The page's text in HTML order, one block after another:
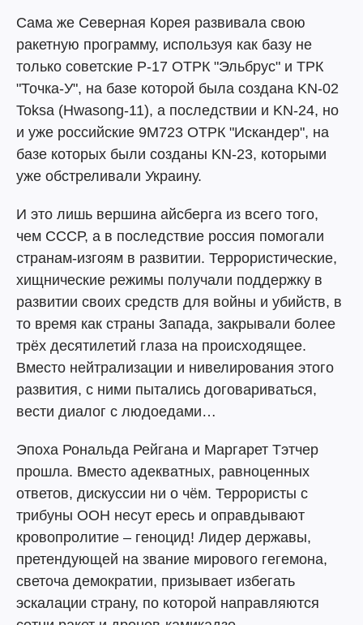
Сама же Северная Корея развивала свою
ракетную программу, используя как базу не
только советские Р-17 ОТРК "Эльбрус" и ТРК
"Точка-У", на базе которой была создана KN-02
Toksa (Hwasong-11), а последствии и KN-24, но
и уже российские 9М723 ОТРК "Искандер", на
базе которых были созданы KN-23, которыми
уже обстреливали Украину.
И это лишь вершина айсберга из всего того,
чем СССР, а в последствие россия помогали
странам-изгоям в развитии. Террористические,
хищнические режимы получали поддержку в
развитии своих средств для войны и убийств, в
то время как страны Запада, закрывали более
трёх десятилетий глаза на происходящее.
Вместо нейтрализации и нивелирования этого
развития, с ними пытались договариваться,
вести диалог с людоедами…
Эпоха Рональда Рейгана и Маргарет Тэтчер
прошла. Вместо адекватных, равноценных
ответов, дискуссии ни о чём. Террористы с
трибуны ООН несут ересь и оправдывают
кровопролитие – геноцид! Лидер державы,
претендующей на звание мирового гегемона,
светоча демократии, призывает избегать
эскалации страну, по которой направляются